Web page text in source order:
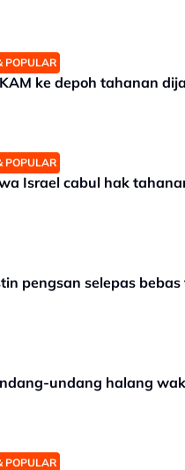
POPULAR
ke depoh tahanan
POPULAR
Israel cabul hak
pengsan selepas
undang halang
POPULAR